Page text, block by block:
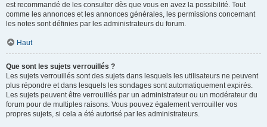
est recommandé de les consulter dès que vous en avez la possibilité. Tout
comme les annonces et les annonces générales, les permissions concernant
les notes sont définies par les administrateurs du forum.
Haut
Que sont les sujets verrouillés ?
Les sujets verrouillés sont des sujets dans lesquels les utilisateurs ne peuvent
plus répondre et dans lesquels les sondages sont automatiquement expirés.
Les sujets peuvent être verrouillés par un administrateur ou un modérateur du
forum pour de multiples raisons. Vous pouvez également verrouiller vos
propres sujets, si cela a été autorisé par les administrateurs.